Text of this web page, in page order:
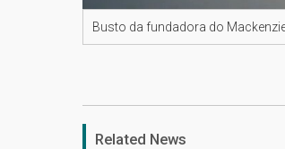
Busto da fundadora do
Related News